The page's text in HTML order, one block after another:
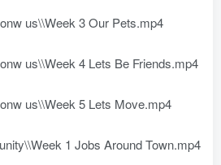
us\\Week 3 Our Pets.mp4
us\\Week 4 Lets Be Friends.mp4
us\\Week 5 Lets Move.mp4
1 Jobs Around Town.mp4